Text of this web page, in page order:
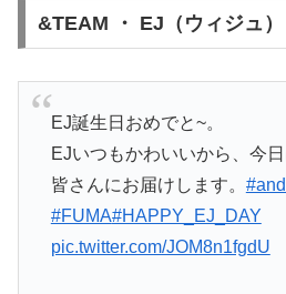
&TEAM ・ EJ（ウィジュ）
EJ誕生日おめでと~。
EJいつもかわいいから、今
皆さんにお届けします。
#FUMA#HAPPY_EJ_DAY
pic.twitter.com/JOM8n1fgdU